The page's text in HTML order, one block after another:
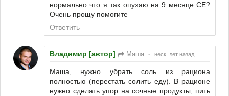
нормально что я так опухаю на 9 месяце СЕ?
Очень прощу помогите
Ответить
Владимир [автор] Маша • неск. лет назад
Маша, нужно убрать соль из рациона
полностью (перестать солить еду). В рационе
нужно сделать упор на сочные продукты, пить